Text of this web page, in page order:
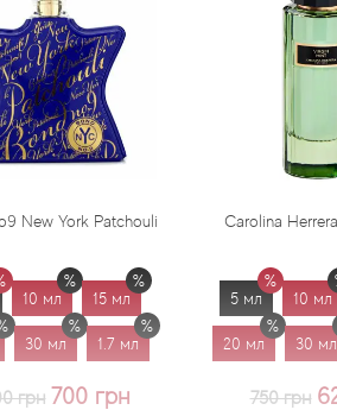
Carolina Herrera Virgin Mint
5 мл 10 мл 15 мл
20 мл 30 мл 1.7 мл
750 грн